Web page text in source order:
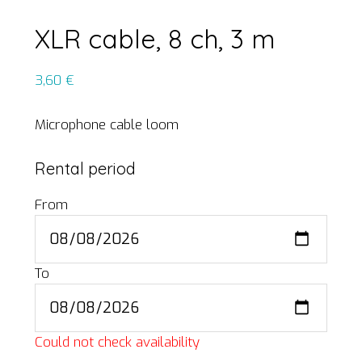
XLR cable, 8 ch, 3 m
3,60 €
Microphone cable loom
Rental period
From
To
Could not check availability